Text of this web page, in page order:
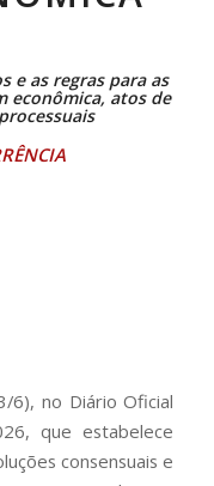
e as regras para as
econômica, atos de
6), no Diário Oficial
que estabelece
consensuais e